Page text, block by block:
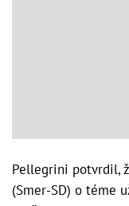
Pellegrini potvrdil,
(Smer-SD) o téme